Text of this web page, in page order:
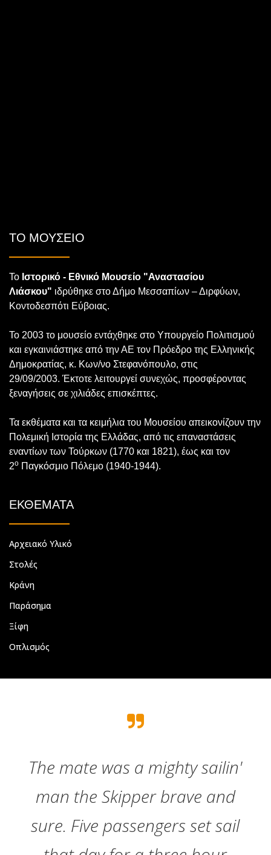
ΤΟ ΜΟΥΣΕΙΟ
Το Ιστορικό - Εθνικό Μουσείο "Αναστασίου
Λιάσκου" ιδρύθηκε στο Δήμο Μεσσαπίων – Διρφύων,
Κοντοδεσπότι Εύβοιας.
Το 2003 το μουσείο εντάχθηκε στο Υπουργείο Πολιτισμού
και εγκαινιάστηκε από την ΑΕ τον Πρόεδρο της Ελληνικής
Δημοκρατίας, κ. Κων/νο Στεφανόπουλο, στις
29/09/2003. Έκτοτε λειτουργεί συνεχώς, προσφέροντας
ξεναγήσεις σε χιλιάδες επισκέπτες.
Τα εκθέματα και τα κειμήλια του Μουσείου απεικονίζουν την
Πολεμική Ιστορία της Ελλάδας, από τις επαναστάσεις
εναντίων των Τούρκων (1770 και 1821), έως και τον
2ο Παγκόσμιο Πόλεμο (1940-1944).
ΕΚΘΕΜΑΤΑ
Αρχειακό Υλικό
Στολές
Κράνη
Παράσημα
Ξίφη
Οπλισμός
The mate was a mighty sailin'
man the Skipper brave and
sure. Five passengers set sail